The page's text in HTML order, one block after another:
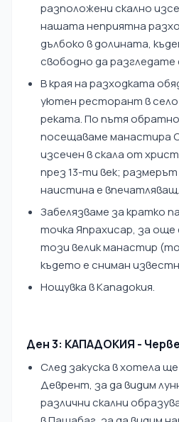
разположени скално
нашата неприятна
дълбоко в долината,
свободно да разгледате
В края на разходката
уютен ресторант в село
реката. По пътя
посещаваме манастира
изсечен в скала от
през 13-ти век;
наистина е впечатляващ.
Забелязваме за кратко
точка Япрахисар, за още
този велик манастир
където е сниман
Нощувка в Кападокия.
Ден 3: КАПАДОКИЯ -
След закуска в хотела
Деврент, за да видим
различни скални